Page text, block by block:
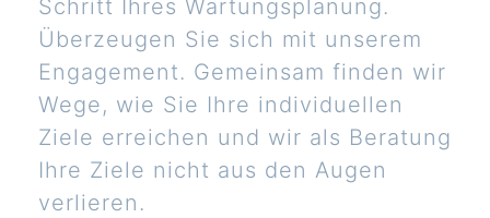
Schritt Ihres Wartungsplanung.
Überzeugen Sie sich mit unserem
Engagement. Gemeinsam finden wir
Wege, wie Sie Ihre individuellen
Ziele erreichen und wir als Beratung
Ihre Ziele nicht aus den Augen
verlieren.